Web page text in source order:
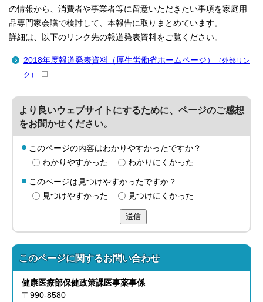
の情報から、消費者や事業者等に留意いただきたい事項を家庭用
品専門家会議で検討して、本報告に取りまとめています。
詳細は、以下のリンク先の報道発表資料をご覧ください。
2018年度報道発表資料（厚生労働省ホームページ）
（外部リン
ク）
より良いウェブサイトにするために、ページのご感想
をお聞かせください。
このページの内容はわかりやすかったですか？
わかりやすかった
わかりにくかった
このページは見つけやすかったですか？
見つけやすかった
見つけにくかった
送信
このページに関するお問い合わせ
健康医療部保健政策課医事薬事係
〒990-8580